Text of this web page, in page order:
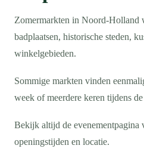
Zomermarkten in Noord-Holland
badplaatsen, historische steden,
winkelgebieden.
Sommige markten vinden
week of meerdere keren tijdens
Bekijk altijd de evenementpagina
openingstijden en locatie.